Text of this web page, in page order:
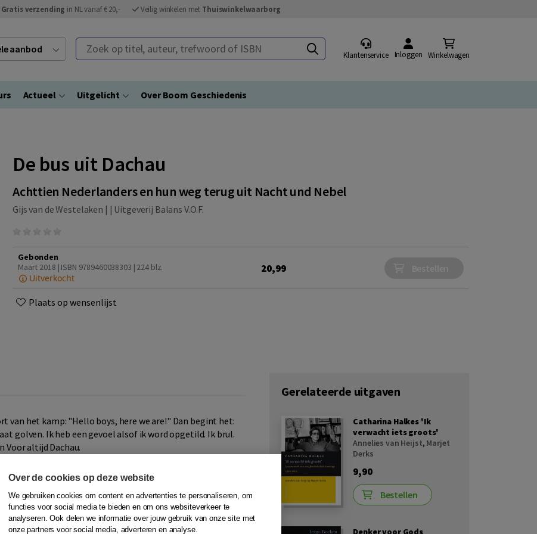
Gratis verzending in NL vanaf € 20,- Veilig winkelen met Thuiswinkelwaarborg
aanbod Zoek op titel, auteur, trefwoord of ISBN
Klantenservice Inloggen Winkelwagen
Actueel Uitgelicht Over Boom Geschiedenis
De bus uit Dachau
Achttien Nederlanders en hun weg terug uit Nacht und Nebel
Gijs van de Westelaken | | Uitgeverij Balans V.O.F.
Gebonden
Maart 2018 | ISBN 9789460038303 | 224 blz.
Uitverkocht
20,99
Plaats op wensenlijst
van het kamp: "Hello boys, here we are!" Dan begint het:
golven. Ik heb een gevoel alsof ik word opgetild. Ik brul.
Voor altijd Dachau.
medegevangenen op 29 april 1945, om 17.28 uur. Zij
De Denen, de Noren, de Fransen, allemaal werden ze
was een concentratiekamp voor vooral politieke
echter liet niets van zich horen: Nederland.
Gerelateerde uitgaven
Catharina Halkes 'Ik
verwacht iets groots'
Annelies van Heijst, Marjet
Derks
9,90
Bestellen
Denker voor Gods
Over de cookies op deze website
We gebruiken cookies om content en advertenties te personaliseren, om
functies voor social media te bieden en om ons websiteverkeer te
analyseren. Ook delen we informatie over jouw gebruik van onze site met
onze partners voor social media, adverteren en analyse.